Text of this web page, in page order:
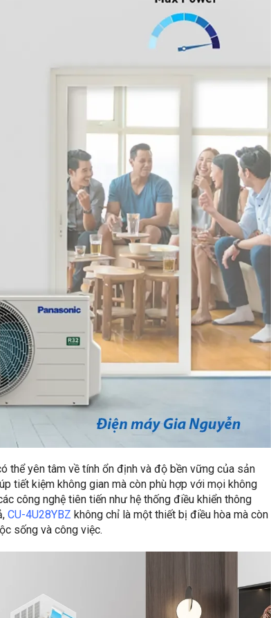
thể yên tâm về tính ổn định và độ bền vững của sản
tiết kiệm không gian mà còn phù hợp với mọi không
công nghệ tiên tiến như hệ thống điều khiển thông
CU-4U28YBZ không chỉ là một thiết bị điều hòa mà còn
sống và công việc.